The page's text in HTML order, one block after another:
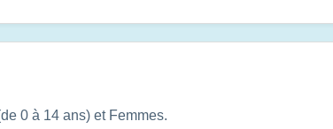
0 à 14 ans) et Femmes.